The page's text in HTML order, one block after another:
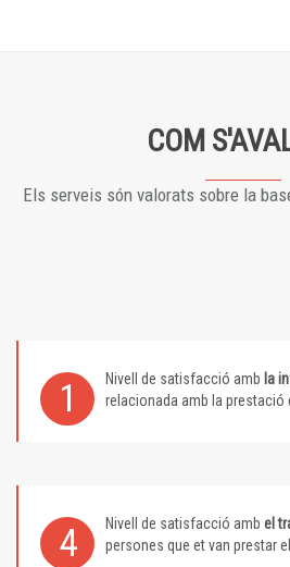
COM
Els serveis són valorats sobre la
1 Nivell de satisfacció amb la
relacionada amb la prestació
4 Nivell de satisfacció amb el
persones que et van prestar